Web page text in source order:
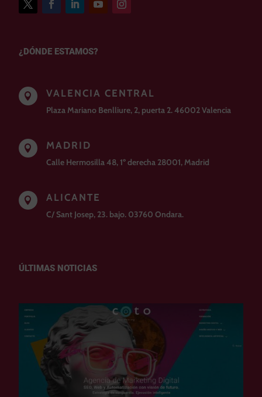
¿DÓNDE ESTAMOS?
 VALENCIA CENTRAL
Plaza Mariano Benlliure, 2, puerta 2. 46002 Valencia
 MADRID
Calle Hermosilla 48, 1º derecha 28001, Madrid
 ALICANTE
C/ Sant Josep, 23. bajo. 03760 Ondara.
ÚLTIMAS NOTICIAS